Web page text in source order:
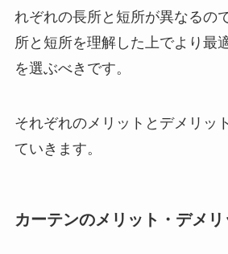
れぞれの長所と短所が異なるの
所と短所を理解した上でより最
を選ぶべきです。
それぞれのメリットとデメリッ
ていきます。
カーテンのメリット・デメリ